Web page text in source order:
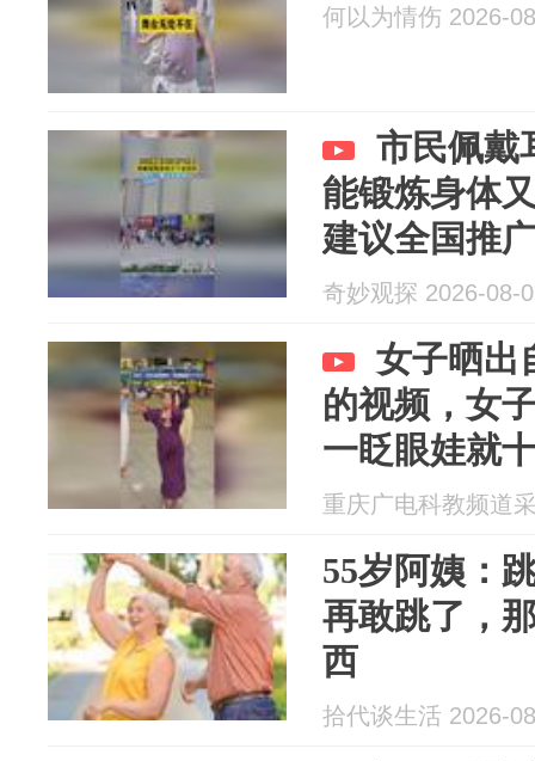
何以为情伤 2026-
市民佩戴
能锻炼身体
建议全国推
奇妙观探 2026-08-
女子晒出
的视频，女
一眨眼娃就
厉害了 佩服
重庆广电科教频道
55岁阿姨：
再敢跳了，
西
拾代谈生活 2026-